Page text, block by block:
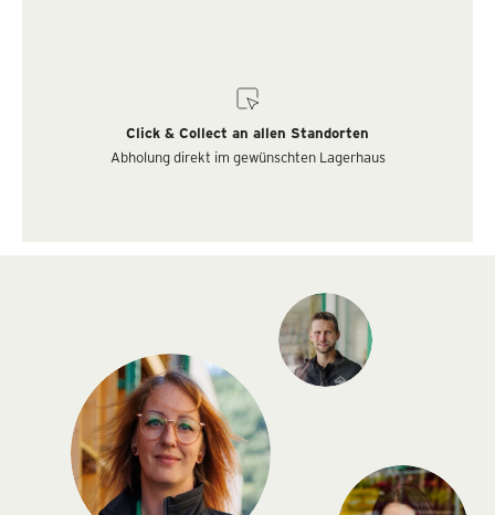
Click & Collect an allen Standorten
Abholung direkt im gewünschten Lagerhaus